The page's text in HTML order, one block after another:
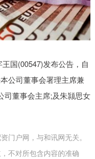
国(00547)发布公告，自
公司董事会署理主席兼
司董事会主席;及朱颕思女
门户网，与和讯网无关。
不对所包含内容的准确